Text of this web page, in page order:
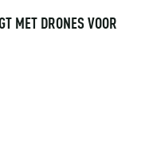
MET DRONES VOOR